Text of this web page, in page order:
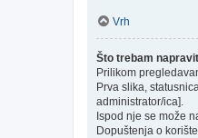
Vrh
Što trebam
Prilikom
Prva slika,
administrator/ica].
Ispod nje se može
Dopuštenja o